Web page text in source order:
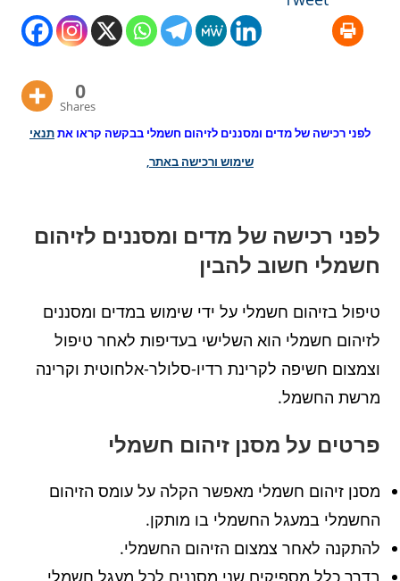
0
Shares
לפני רכישה של מדים ומסננים לזיהום חשמלי בבקשה קראו אתתנאי
שימוש ורכישה באתר,
לפני רכישה של מדים ומסננים לזיהום
חשמלי חשוב להבין
טיפול בזיהום חשמלי על ידי שימוש במדים ומסננים
לזיהום חשמלי הוא השלישי בעדיפות לאחר טיפול
וצמצום חשיפה לקרינת רדיו-סלולר-אלחוטית וקרינה
מרשת החשמל.
פרטים על מסנן זיהום חשמלי
מסנן זיהום חשמלי מאפשר הקלה על עומס הזיהום
החשמלי במעגל החשמלי בו מותקן.
להתקנה לאחר צמצום הזיהום החשמלי.